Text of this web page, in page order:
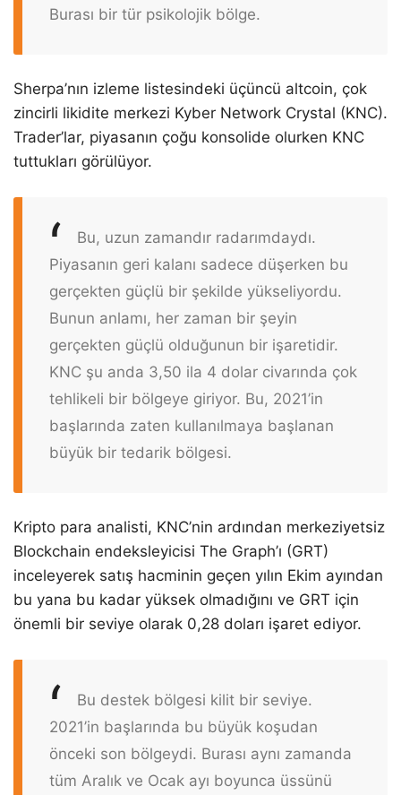
Burası bir tür psikolojik bölge.
Sherpa’nın izleme listesindeki üçüncü altcoin, çok
zincirli likidite merkezi Kyber Network Crystal (KNC).
Trader’lar, piyasanın çoğu konsolide olurken KNC
tuttukları görülüyor.
Bu, uzun zamandır radarımdaydı.
Piyasanın geri kalanı sadece düşerken bu
gerçekten güçlü bir şekilde yükseliyordu.
Bunun anlamı, her zaman bir şeyin
gerçekten güçlü olduğunun bir işaretidir.
KNC şu anda 3,50 ila 4 dolar civarında çok
tehlikeli bir bölgeye giriyor. Bu, 2021’in
başlarında zaten kullanılmaya başlanan
büyük bir tedarik bölgesi.
Kripto para analisti, KNC’nin ardından merkeziyetsiz
Blockchain endeksleyicisi The Graph’ı (GRT)
inceleyerek satış hacminin geçen yılın Ekim ayından
bu yana bu kadar yüksek olmadığını ve GRT için
önemli bir seviye olarak 0,28 doları işaret ediyor.
Bu destek bölgesi kilit bir seviye.
2021’in başlarında bu büyük koşudan
önceki son bölgeydi. Burası aynı zamanda
tüm Aralık ve Ocak ayı boyunca üssünü